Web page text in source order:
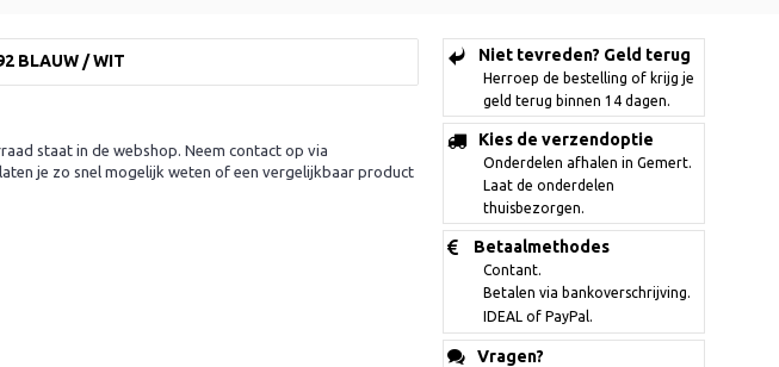
Niet tevreden? Geld terug
Herroep de bestelling of krijg je
geld terug binnen 14 dagen.
Kies de verzendoptie
Onderdelen afhalen in Gemert.
Laat de onderdelen
thuisbezorgen.
Betaalmethodes
Contant.
Betalen via bankoverschrijving.
IDEAL of PayPal.
Vragen?
BLAUW / WIT
staat in de webshop. Neem contact op via
je zo snel mogelijk weten of een vergelijkbaar product